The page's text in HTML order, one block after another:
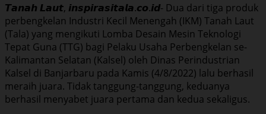
𝙏𝙖𝙣𝙖𝙝 𝙇𝙖𝙪𝙩, 𝙞𝙣𝙨𝙥𝙞𝙧𝙖𝙨𝙞𝙩𝙖𝙡𝙖.𝙘𝙤.𝙞𝙙- Dua dari tiga produk
perbengkelan Industri Kecil Menengah (IKM) Tanah Laut
(Tala) yang mengikuti Lomba Desain Mesin Teknologi
Tepat Guna (TTG) bagi Pelaku Usaha Perbengkelan se-
Kalimantan Selatan (Kalsel) oleh Dinas Perindustrian
Kalsel di Banjarbaru pada Kamis (4/8/2022) lalu berhasil
meraih juara. Tidak tanggung-tanggung, keduanya
berhasil menyabet juara pertama dan kedua sekaligus.